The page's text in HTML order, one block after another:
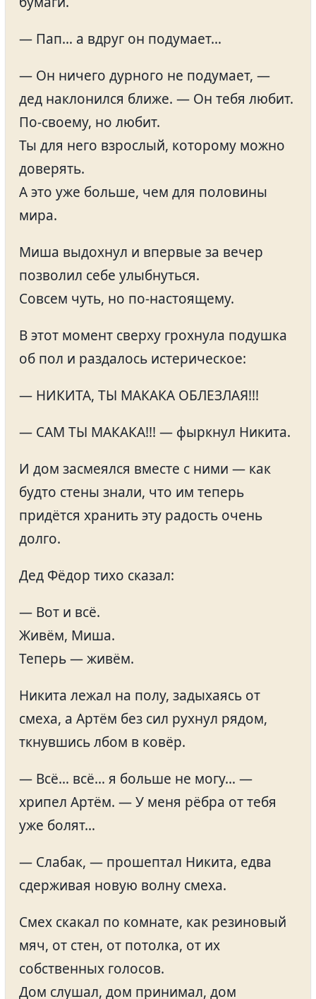
— Пап… а вдруг он подумает…
— Он ничего дурного не подумает, —
дед наклонился ближе. — Он тебя любит.
По-своему, но любит.
Ты для него взрослый, которому можно
доверять.
А это уже больше, чем для половины
мира.
Миша выдохнул и впервые за вечер
позволил себе улыбнуться.
Совсем чуть, но по-настоящему.
В этот момент сверху грохнула подушка
об пол и раздалось истерическое:
— НИКИТА, ТЫ МАКАКА ОБЛЕЗЛАЯ!!!
— САМ ТЫ МАКАКА!!! — фыркнул Никита.
И дом засмеялся вместе с ними — как
будто стены знали, что им теперь
придётся хранить эту радость очень
долго.
Дед Фёдор тихо сказал:
— Вот и всё.
Живём, Миша.
Теперь — живём.
Никита лежал на полу, задыхаясь от
смеха, а Артём без сил рухнул рядом,
ткнувшись лбом в ковёр.
— Всё… всё… я больше не могу… —
хрипел Артём. — У меня рёбра от тебя
уже болят…
— Слабак, — прошептал Никита, едва
сдерживая новую волну смеха.
Смех скакал по комнате, как резиновый
мяч, от стен, от потолка, от их
собственных голосов.
Дом слушал, дом принимал, дом